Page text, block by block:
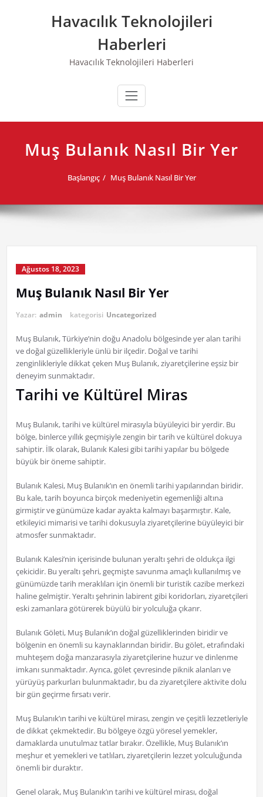
Havacılık Teknolojileri
Haberleri
Havacılık Teknolojileri Haberleri
Muş Bulanık Nasıl Bir Yer
Başlangıç Muş Bulanık Nasıl Bir Yer
Ağustos 18, 2023
Muş Bulanık Nasıl Bir Yer
Yazar: admin kategorisi Uncategorized
Muş Bulanık, Türkiye’nin doğu Anadolu bölgesinde yer alan tarihi
ve doğal güzellikleriyle ünlü bir ilçedir. Doğal ve tarihi
zenginlikleriyle dikkat çeken Muş Bulanık, ziyaretçilerine eşsiz bir
deneyim sunmaktadır.
Tarihi ve Kültürel Miras
Muş Bulanık, tarihi ve kültürel mirasıyla büyüleyici bir yerdir. Bu
bölge, binlerce yıllık geçmişiyle zengin bir tarih ve kültürel dokuya
sahiptir. İlk olarak, Bulanık Kalesi gibi tarihi yapılar bu bölgede
büyük bir öneme sahiptir.
Bulanık Kalesi, Muş Bulanık’ın en önemli tarihi yapılarından biridir.
Bu kale, tarih boyunca birçok medeniyetin egemenliği altına
girmiştir ve günümüze kadar ayakta kalmayı başarmıştır. Kale,
etkileyici mimarisi ve tarihi dokusuyla ziyaretçilerine büyüleyici bir
atmosfer sunmaktadır.
Bulanık Kalesi’nin içerisinde bulunan yeraltı şehri de oldukça ilgi
çekicidir. Bu yeraltı şehri, geçmişte savunma amaçlı kullanılmış ve
günümüzde tarih meraklıları için önemli bir turistik cazibe merkezi
haline gelmiştir. Yeraltı şehrinin labirent gibi koridorları, ziyaretçileri
eski zamanlara götürerek büyülü bir yolculuğa çıkarır.
Bulanık Göleti, Muş Bulanık’ın doğal güzelliklerinden biridir ve
bölgenin en önemli su kaynaklarından biridir. Bu gölet, etrafındaki
muhteşem doğa manzarasıyla ziyaretçilerine huzur ve dinlenme
imkanı sunmaktadır. Ayrıca, gölet çevresinde piknik alanları ve
yürüyüş parkurları bulunmaktadır, bu da ziyaretçilere aktivite dolu
bir gün geçirme fırsatı verir.
Muş Bulanık’ın tarihi ve kültürel mirası, zengin ve çeşitli lezzetleriyle
de dikkat çekmektedir. Bu bölgeye özgü yöresel yemekler,
damaklarda unutulmaz tatlar bırakır. Özellikle, Muş Bulanık’ın
meşhur et yemekleri ve tatlıları, ziyaretçilerin lezzet yolculuğunda
önemli bir duraktır.
Genel olarak, Muş Bulanık’ın tarihi ve kültürel mirası, doğal